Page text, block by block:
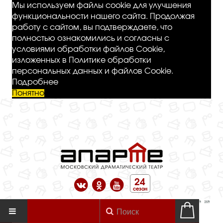
Мы используем файлы cookie для улучшения
функциональности нашего сайта. Продолжая
работу с сайтом, вы подтверждаете, что
полностью ознакомились и согласны с
условиями обработки файлов Cookie,
изложенных в Политике обработки
персональных данных и файлов Cookie.
Подробнее
Понятно
24
сезон